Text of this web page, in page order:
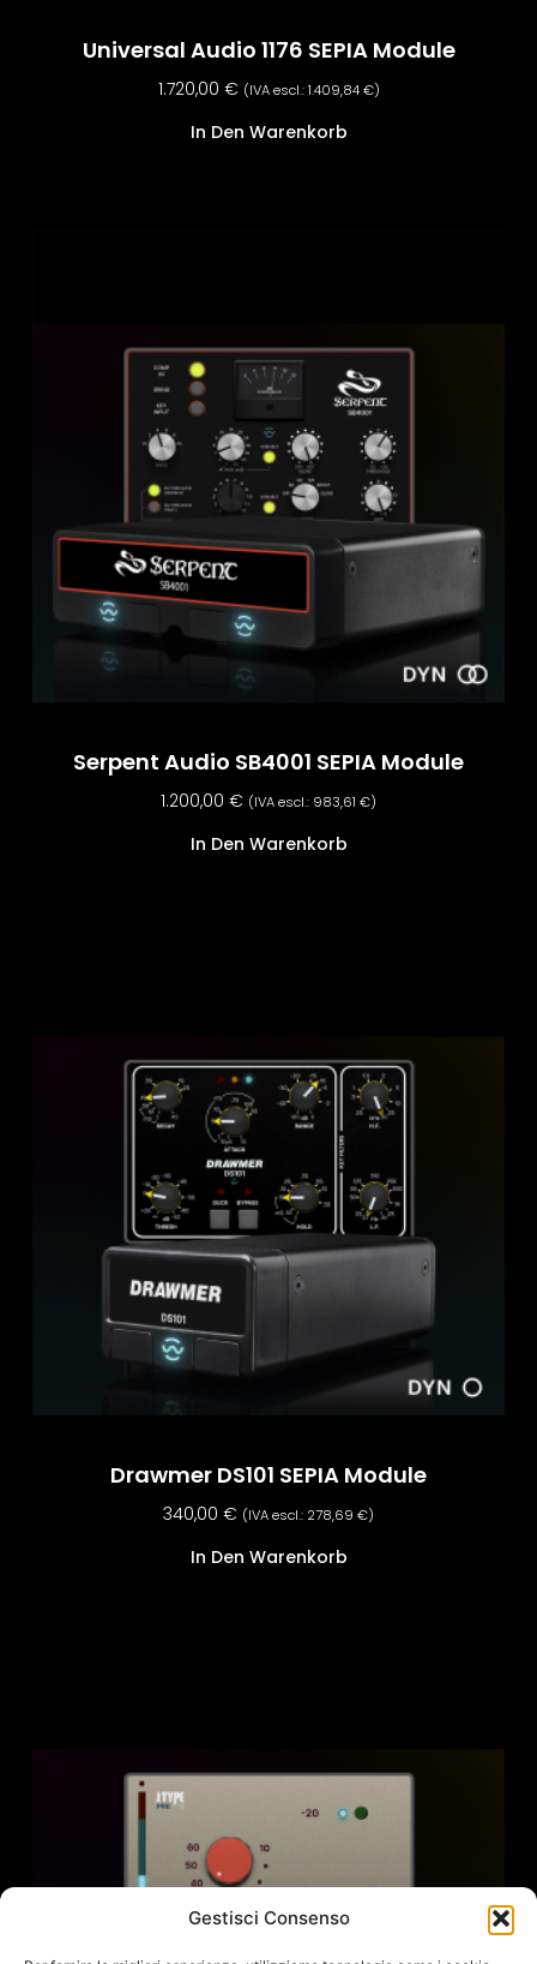
Gestisci Consenso
Universal Audio 1176 SEPIA Module
1.720,00 € (IVA escl.:1.409,84€)
In Den Warenkorb
Serpent Audio SB4001 SEPIA Module
1.200,00 € (IVA escl.: 983,61 €)
In Den Warenkorb
Drawmer DS101 SEPIA Module
340,00 € (IVA escl.: 278,69 €)
In Den Warenkorb